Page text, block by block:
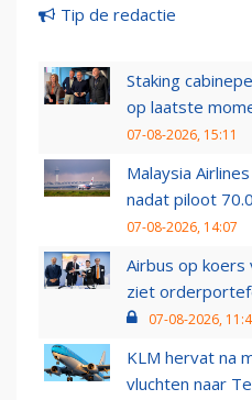
Tip de redactie
Staking
op laatste
07-08-2026, 15:11
Malaysia
nadat piloot
07-08-2026, 14:07
Airbus op
ziet
07-08-2026,
KLM hervat na
vluchten naar